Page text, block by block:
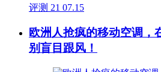
评测 21 07.15
欧洲人抢疯的移动空调，
别盲目跟风！